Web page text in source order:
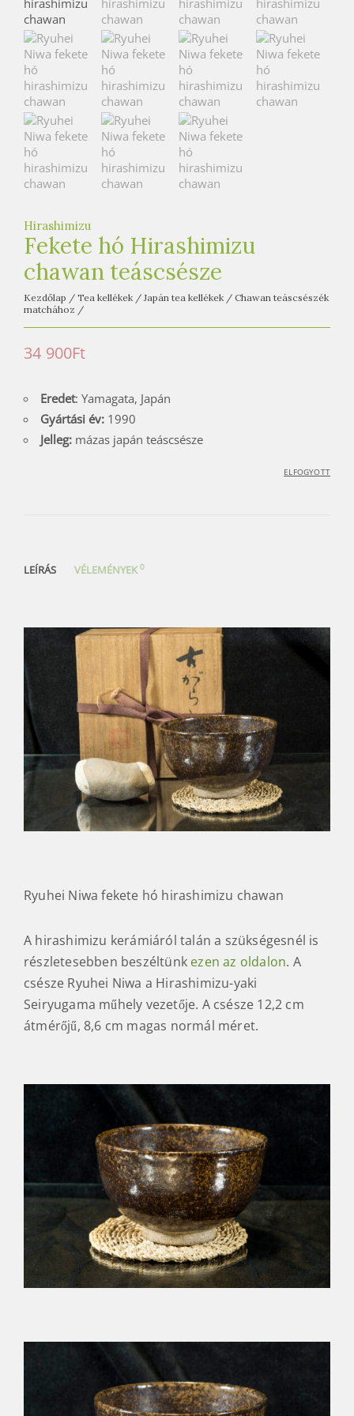
t
e
a
h
á
z
Hirashimizu
Fekete hó Hirashimizu
chawan teáscsésze
Kezdőlap / Tea kellékek /Japán tea kellékek / Chawan teáscsészék
matchához /
34 900Ft
Eredet: Yamagata, Japán
Gyártási év: 1990
Jelleg: mázas japán teáscsésze
ELFOGYOTT
LEÍRÁS VÉLEMÉNYEK0
Ryuhei Niwa fekete hó hirashimizu chawan
A hirashimizu kerámiáról talán a szükségesnél is
részletesebben beszéltünk ezen az oldalon. A
csésze Ryuhei Niwa a Hirashimizu-yaki
Seiryugama műhely vezetője. A csésze 12,2 cm
átmérőjű, 8,6 cm magas normál méret.